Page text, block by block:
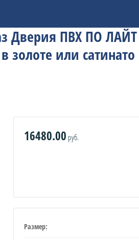
Дверия ПВХ ПО ЛАЙТ
золоте или
16480.00 руб.
Размер: